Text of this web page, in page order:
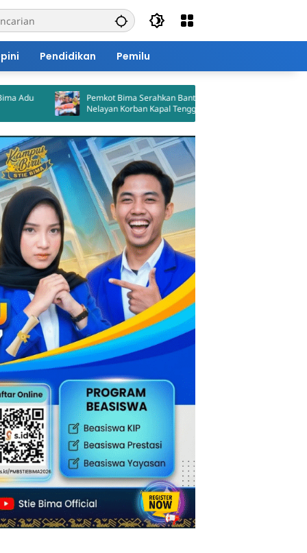
Pendidikan Pemilu
Pemkot Bima Serahkan Bantuan untuk
Nelayan Korban Kapal Tenggelam